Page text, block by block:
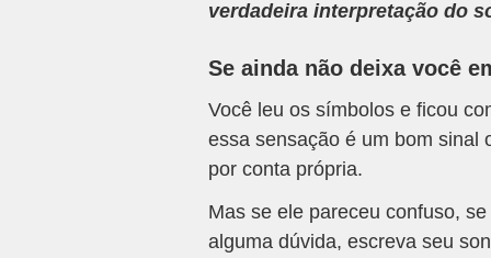
verdadeira interpretação do
Se ainda não deixa você
Você leu os símbolos e ficou
essa sensação é um bom sinal
por conta própria.
Mas se ele pareceu confuso,
alguma dúvida, escreva seu